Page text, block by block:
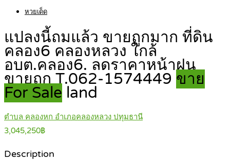
หวยเด็ด
แปลงนี้ถมแล้ว ขายถูกมาก ที่ดิน
คลอง6 คลองหลวง ใกล้
อบต.คลอง6. ลดราคาหน้าฝน
ขายถูก T.062-1574449 ขาย
For Sale land
ตำบล คลองหก อำเภอคลองหลวง ปทุมธานี
3,045,250฿
Description